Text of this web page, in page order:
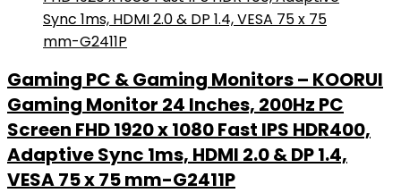
Gaming PC & Gaming Monitors – KOORUI
Gaming Monitor 24 Inches, 200Hz PC
Screen FHD 1920 x 1080 Fast IPS HDR400,
Adaptive Sync 1ms, HDMI 2.0 & DP 1.4,
VESA 75 x 75 mm-G2411P